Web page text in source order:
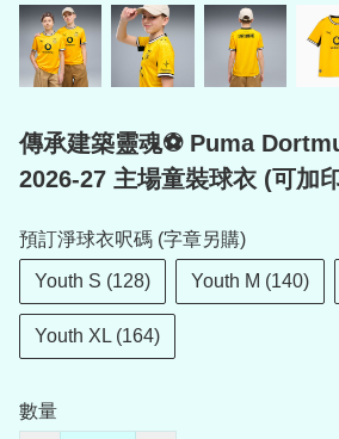
傳承建築靈魂⚽ Puma
2026-27 主場童裝球衣 (可加
預訂淨球衣呎碼 (字章另購)
Youth S (128) Youth M (140)
Youth XL (164)
數量